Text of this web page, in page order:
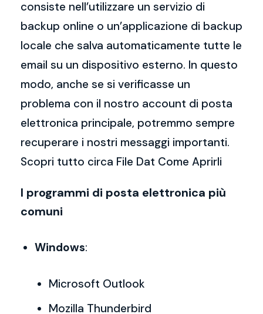
consiste nell’utilizzare un servizio di
backup online o un’applicazione di backup
locale che salva automaticamente tutte le
email su un dispositivo esterno. In questo
modo, anche se si verificasse un
problema con il nostro account di posta
elettronica principale, potremmo sempre
recuperare i nostri messaggi importanti.
Scopri tutto circa File Dat Come Aprirli
I programmi di posta elettronica più
comuni
Windows:
Microsoft Outlook
Mozilla Thunderbird